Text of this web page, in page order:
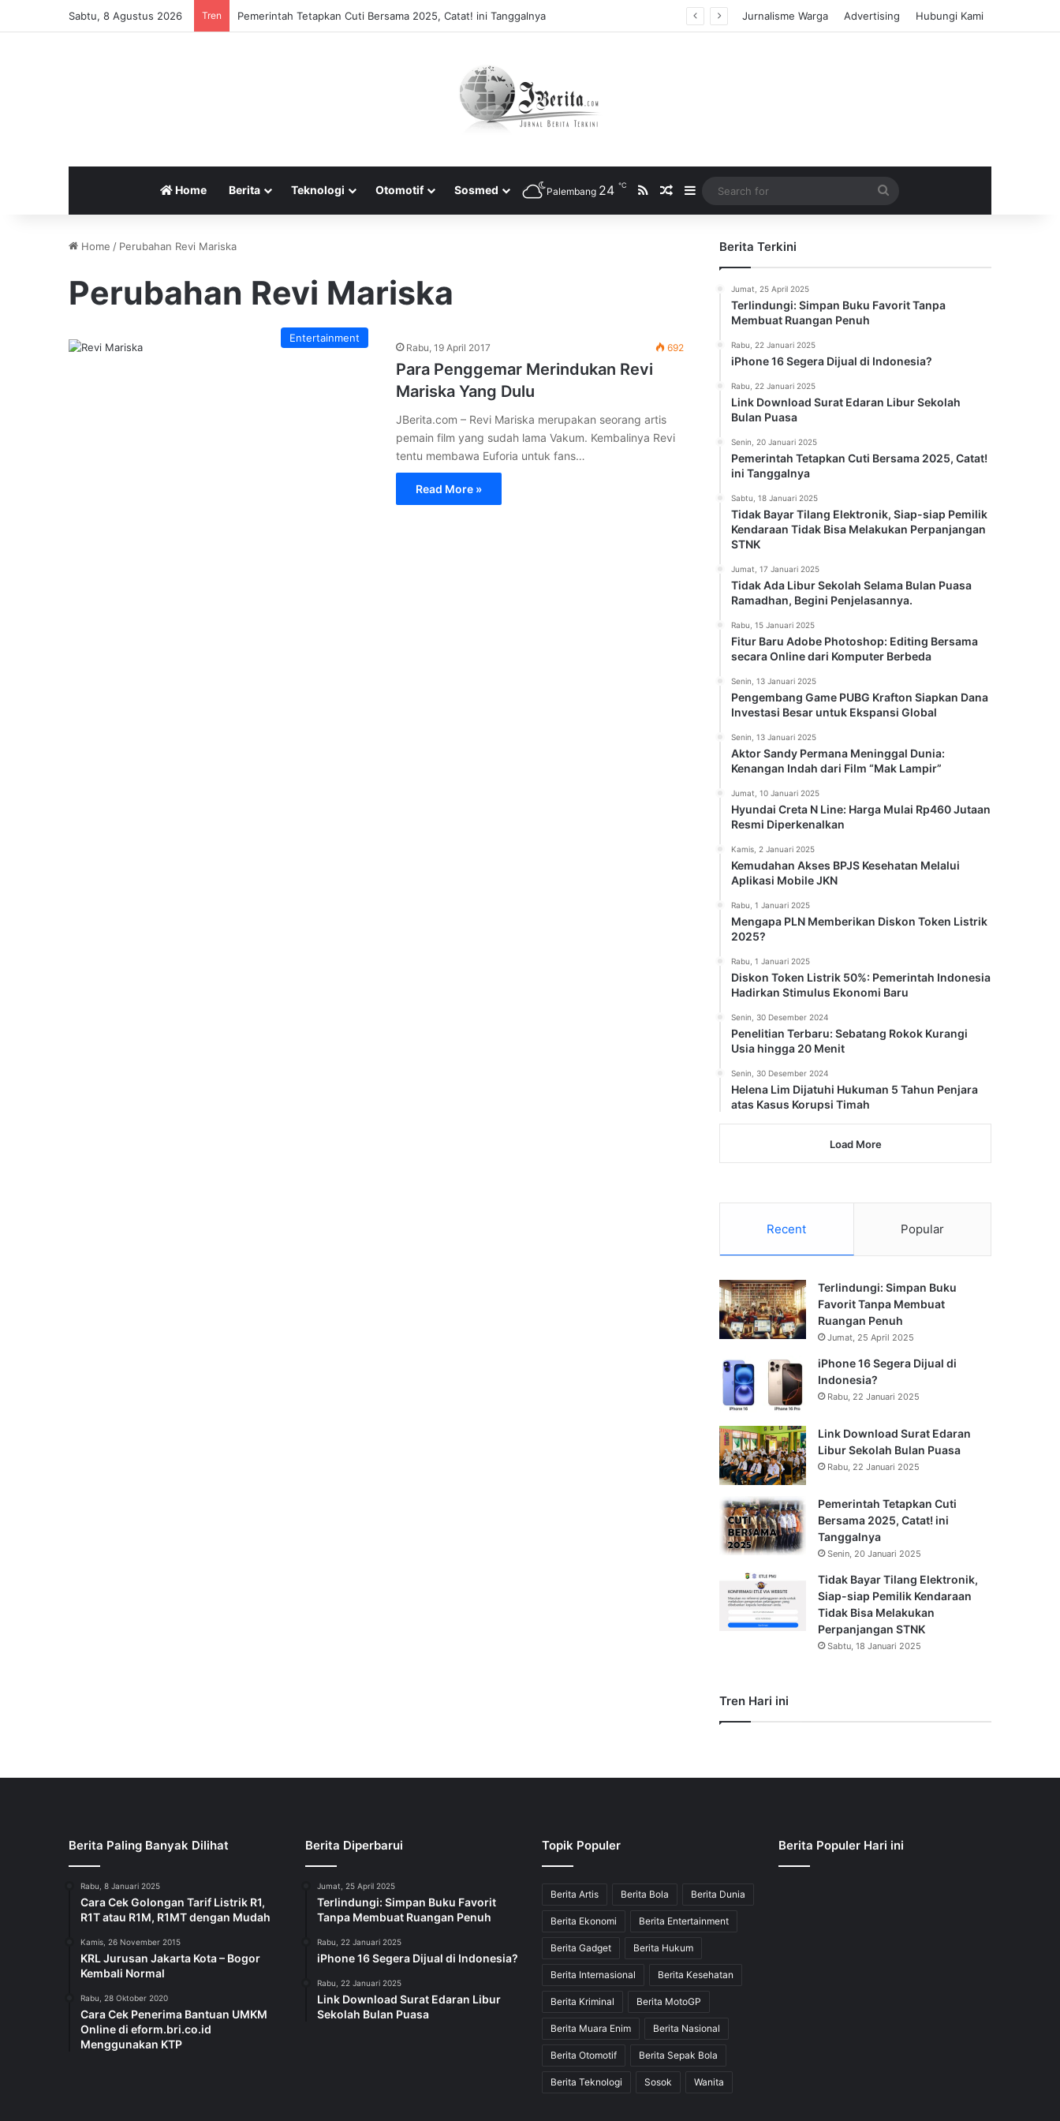
Sabtu, 8 Agustus 2026 Tren Pemerintah Tetapkan Cuti Bersama 2025, Catat! ini Tanggalnya Jurnalisme Warga Advertising Hubungi Kami
Home Berita Teknologi Otomotif Sosmed Palembang 24 ℃ RSSRandom Article
Sidebar
for
Home / Perubahan Revi Mariska
Perubahan Revi Mariska
Entertainment
Rabu, 19 April 2017 692
Para Penggemar Merindukan Revi
Mariska Yang Dulu
JBerita.com – Revi Mariska merupakan seorang artis
pemain film yang sudah lama Vakum. Kembalinya Revi
tentu membawa Euforia untuk fans…
Read More »
Berita Terkini
Jumat, 25 April 2025
Terlindungi: Simpan Buku Favorit Tanpa
Membuat Ruangan Penuh
Rabu, 22 Januari 2025
iPhone 16 Segera Dijual di Indonesia?
Rabu, 22 Januari 2025
Link Download Surat Edaran Libur Sekolah
Bulan Puasa
Senin, 20 Januari 2025
Pemerintah Tetapkan Cuti Bersama 2025, Catat!
ini Tanggalnya
Sabtu, 18 Januari 2025
Tidak Bayar Tilang Elektronik, Siap-siap Pemilik
Kendaraan Tidak Bisa Melakukan Perpanjangan
STNK
Jumat, 17 Januari 2025
Tidak Ada Libur Sekolah Selama Bulan Puasa
Ramadhan, Begini Penjelasannya.
Rabu, 15 Januari 2025
Fitur Baru Adobe Photoshop: Editing Bersama
secara Online dari Komputer Berbeda
Senin, 13 Januari 2025
Pengembang Game PUBG Krafton Siapkan Dana
Investasi Besar untuk Ekspansi Global
Senin, 13 Januari 2025
Aktor Sandy Permana Meninggal Dunia:
Kenangan Indah dari Film “Mak Lampir”
Jumat, 10 Januari 2025
Hyundai Creta N Line: Harga Mulai Rp460 Jutaan
Resmi Diperkenalkan
Kamis, 2 Januari 2025
Kemudahan Akses BPJS Kesehatan Melalui
Aplikasi Mobile JKN
Rabu, 1 Januari 2025
Mengapa PLN Memberikan Diskon Token Listrik
2025?
Rabu, 1 Januari 2025
Diskon Token Listrik 50%: Pemerintah Indonesia
Hadirkan Stimulus Ekonomi Baru
Senin, 30 Desember 2024
Penelitian Terbaru: Sebatang Rokok Kurangi
Usia hingga 20 Menit
Senin, 30 Desember 2024
Helena Lim Dijatuhi Hukuman 5 Tahun Penjara
atas Kasus Korupsi Timah
Load More
Recent Popular
Terlindungi: Simpan Buku
Favorit Tanpa Membuat
Ruangan Penuh
Jumat, 25 April 2025
iPhone 16 Segera Dijual di
Indonesia?
Rabu, 22 Januari 2025
Link Download Surat Edaran
Libur Sekolah Bulan Puasa
Rabu, 22 Januari 2025
Pemerintah Tetapkan Cuti
Bersama 2025, Catat! ini
Tanggalnya
Senin, 20 Januari 2025
Tidak Bayar Tilang Elektronik,
Siap-siap Pemilik Kendaraan
Tidak Bisa Melakukan
Perpanjangan STNK
Sabtu, 18 Januari 2025
Tren Hari ini
Berita Paling Banyak Dilihat
Rabu, 8 Januari 2025
Cara Cek Golongan Tarif Listrik R1,
R1T atau R1M, R1MT dengan Mudah
Kamis, 26 November 2015
KRL Jurusan Jakarta Kota – Bogor
Kembali Normal
Rabu, 28 Oktober 2020
Cara Cek Penerima Bantuan UMKM
Online di eform.bri.co.id
Menggunakan KTP
Berita Diperbarui
Jumat, 25 April 2025
Terlindungi: Simpan Buku Favorit
Tanpa Membuat Ruangan Penuh
Rabu, 22 Januari 2025
iPhone 16 Segera Dijual di Indonesia?
Rabu, 22 Januari 2025
Link Download Surat Edaran Libur
Sekolah Bulan Puasa
Topik Populer
Berita Artis Berita Bola Berita Dunia
Berita Ekonomi Berita Entertainment
Berita Gadget Berita Hukum
Berita Internasional Berita Kesehatan
Berita Kriminal Berita MotoGP
Berita Muara Enim Berita Nasional
Berita Otomotif Berita Sepak Bola
Berita Teknologi Sosok Wanita
Berita Populer Hari ini